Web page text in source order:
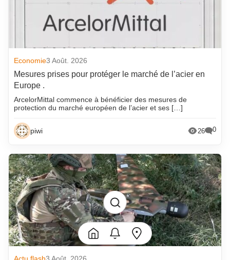
Economie3 Août. 2026
Mesures prises pour protéger le marché de l’acier en
Europe .
ArcelorMittal commence à bénéficier des mesures de
protection du marché européen de l’acier et ses […]
piwi 26 0